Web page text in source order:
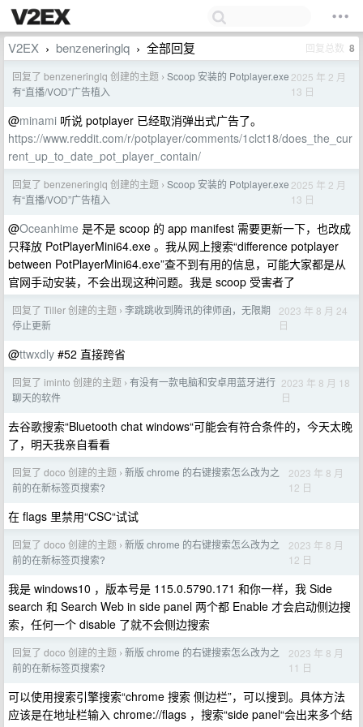
V2EX › benzeneringlq › 全部回复 回复总数 8
回复了 benzeneringlq 创建的主题 › Scoop 安装的 Potplayer.exe
有“直播/VOD”广告植入
2025 年 2 月
13 日
@minami 听说 potplayer 已经取消弹出式广告了。
https://www.reddit.com/r/potplayer/comments/1clct18/does_the_cur
rent_up_to_date_pot_player_contain/
回复了 benzeneringlq 创建的主题 › Scoop 安装的 Potplayer.exe
有“直播/VOD”广告植入
2025 年 2 月
13 日
@Oceanhime 是不是 scoop 的 app manifest 需要更新一下，也改成
只释放 PotPlayerMini64.exe 。我从网上搜索“difference potplayer
between PotPlayerMini64.exe”查不到有用的信息，可能大家都是从
官网手动安装，不会出现这种问题。我是 scoop 受害者了
回复了 Tiller 创建的主题 › 李跳跳收到腾讯的律师函，无限期
停止更新
2023 年 8 月 24
日
@ttwxdly #52 直接跨省
回复了 iminto 创建的主题 › 有没有一款电脑和安卓用蓝牙进行
聊天的软件
2023 年 8 月 18
日
去谷歌搜索“Bluetooth chat windows“可能会有符合条件的，今天太晚
了，明天我亲自看看
回复了 doco 创建的主题 › 新版 chrome 的右键搜索怎么改为之
前的在新标签页搜索?
2023 年 8 月
12 日
在 flags 里禁用“CSC“试试
回复了 doco 创建的主题 › 新版 chrome 的右键搜索怎么改为之
前的在新标签页搜索?
2023 年 8 月
12 日
我是 windows10 ，版本号是 115.0.5790.171 和你一样，我 Side
search 和 Search Web in side panel 两个都 Enable 才会启动侧边搜
索，任何一个 disable 了就不会侧边搜索
回复了 doco 创建的主题 › 新版 chrome 的右键搜索怎么改为之
前的在新标签页搜索?
2023 年 8 月
11 日
可以使用搜索引擎搜索“chrome 搜索 侧边栏”，可以搜到。具体方法
应该是在地址栏输入 chrome://flags ，搜索“side panel“会出来多个结